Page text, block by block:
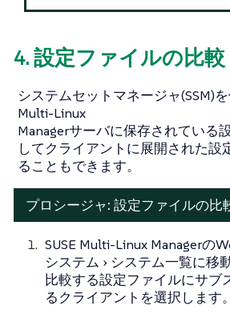
4. 設定ファイルの比較
システムセットマネージャ(SSM)
Multi-Linux
Managerサーバに保存されている
してクライアントに展開された設
ることもできます。
プロシージャ: 設定ファイルの比
SUSE Multi-Linux Managerの
システム
システム一覧に移
比較する設定ファイルにサブ
るクライアントを選択します。